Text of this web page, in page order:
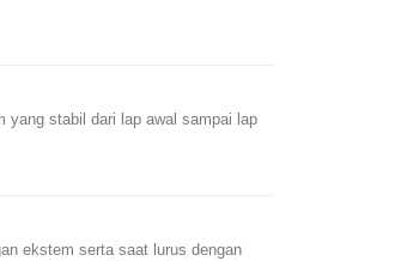
yang stabil dari lap awal sampai lap
ekstem serta saat lurus dengan